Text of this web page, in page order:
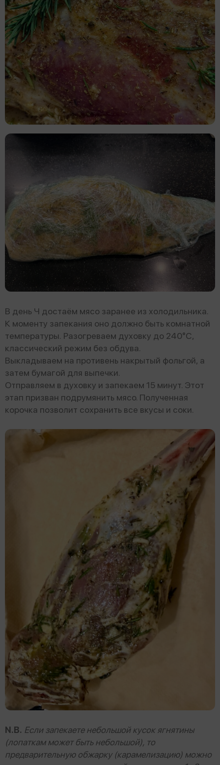
В день Ч достаём мясо заранее из холодильника.
К моменту запекания оно должно быть комнатной
температуры. Разогреваем духовку до 240°С,
классический режим без обдува.
Выкладываем на противень накрытый фольгой, а
затем бумагой для выпечки.
Отправляем в духовку и запекаем 15 минут. Этот
этап призван подрумянить мясо. Полученная
корочка позволит сохранить все вкусы и соки.
N.B. Если запекаете небольшой кусок ягнятины
(лопаткам может быть небольшой), то
предварительную обжарку (карамелизацию) можно